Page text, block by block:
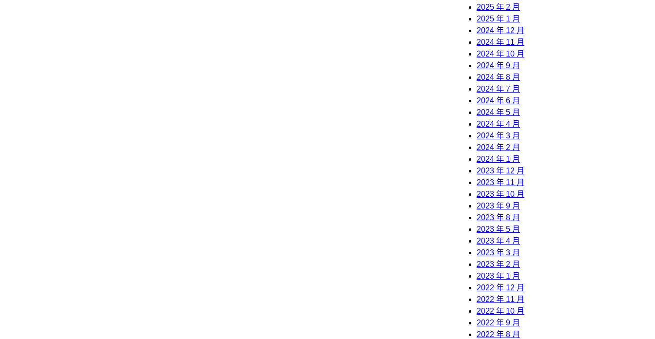
2025 年 2 月
2025 年 1 月
2024 年 12 月
2024 年 11 月
2024 年 10 月
2024 年 9 月
2024 年 8 月
2024 年 7 月
2024 年 6 月
2024 年 5 月
2024 年 4 月
2024 年 3 月
2024 年 2 月
2024 年 1 月
2023 年 12 月
2023 年 11 月
2023 年 10 月
2023 年 9 月
2023 年 8 月
2023 年 5 月
2023 年 4 月
2023 年 3 月
2023 年 2 月
2023 年 1 月
2022 年 12 月
2022 年 11 月
2022 年 10 月
2022 年 9 月
2022 年 8 月